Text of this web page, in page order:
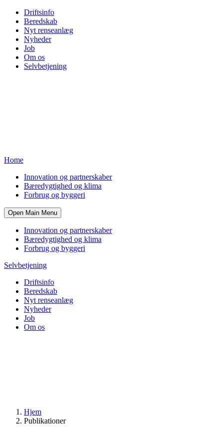
Driftsinfo
Beredskab
Nyt renseanlæg
Nyheder
Job
Om os
Selvbetjening
Home
Innovation og partnerskaber
Bæredygtighed og klima
Forbrug og byggeri
Open Main Menu
Innovation og partnerskaber
Bæredygtighed og klima
Forbrug og byggeri
Selvbetjening
Driftsinfo
Beredskab
Nyt renseanlæg
Nyheder
Job
Om os
Hjem
Publikationer